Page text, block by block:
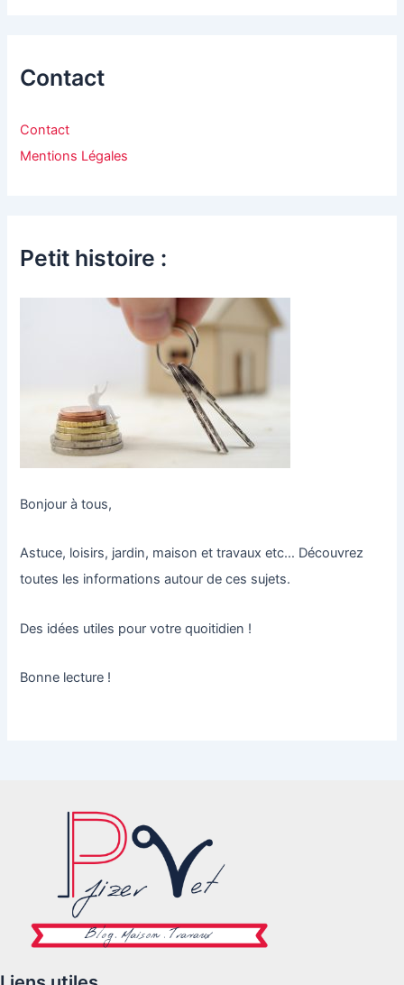
Contact
Contact
Mentions Légales
Petit histoire :
Bonjour à tous,
Astuce, loisirs, jardin, maison et travaux etc… Découvrez
toutes les informations autour de ces sujets.
Des idées utiles pour votre quoitidien !
Bonne lecture !